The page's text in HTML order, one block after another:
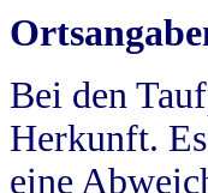
Bei den
Herkunft.
eine